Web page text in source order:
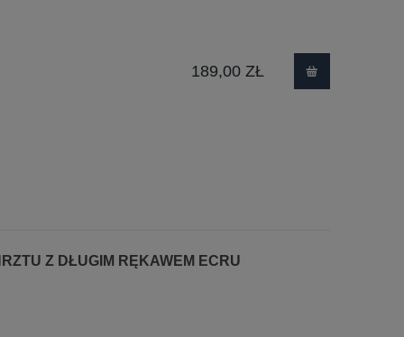
189,00 ZŁ
Z DŁUGIM RĘKAWEM ECRU